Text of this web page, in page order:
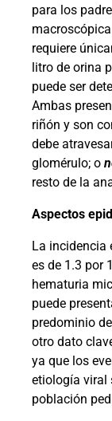
para los
requiere
litro de orina
puede ser
Ambas
riñón y son
debe
glomérulo; o
resto de la
Aspectos
La incidencia
es de 1.3 por
hematuria
puede
predominio
otro dato
ya que los
etiología viral
población